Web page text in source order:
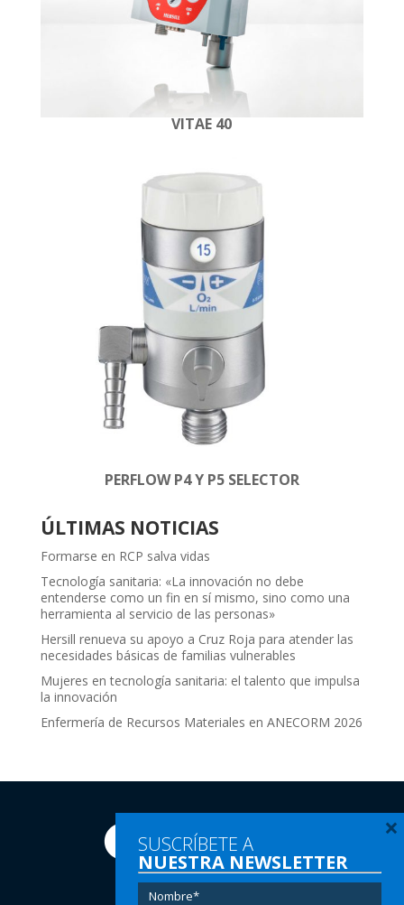
VITAE 40
PERFLOW P4 Y P5 SELECTOR
ÚLTIMAS NOTICIAS
Formarse en RCP salva vidas
Tecnología sanitaria: «La innovación no debe
entenderse como un fin en sí mismo, sino como una
herramienta al servicio de las personas»
Hersill renueva su apoyo a Cruz Roja para atender las
necesidades básicas de familias vulnerables
Mujeres en tecnología sanitaria: el talento que impulsa
la innovación
Enfermería de Recursos Materiales en ANECORM 2026
Tel:(+34) 91 616 60 00
SUSCRÍBETE A
NUESTRA NEWSLETTER
×